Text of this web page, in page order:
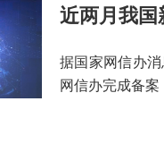
近两月我
据国家网信办
网信办完成备